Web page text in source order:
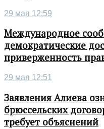
29 мая 12:59
Международное
демократические
приверженность
29 мая 12:51
Заявления Алиева
брюссельских
требует объяснений